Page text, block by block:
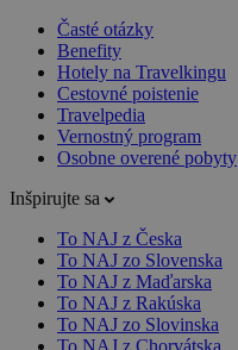
Časté otázky
Benefity
Hotely na Travelkingu
Cestovné poistenie
Travelpedia
Vernostný program
Osobne overené pobyty
Inšpirujte sa
To NAJ z Česka
To NAJ zo Slovenska
To NAJ z Maďarska
To NAJ z Rakúska
To NAJ zo Slovinska
To NAJ z Chorvátska